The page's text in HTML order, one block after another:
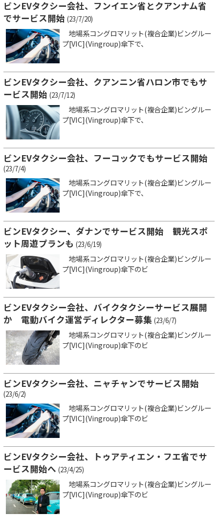
ビンEVタクシー会社、フンイエン省とクアンナム省
でサービス開始 (23/7/20)
地場系コングロマリット(複合企業)ビングルー
プ[VIC](Vingroup)傘下で、
ビンEVタクシー会社、クアンニン省ハロン市でもサ
ービス開始 (23/7/12)
地場系コングロマリット(複合企業)ビングルー
プ[VIC](Vingroup)傘下で、
ビンEVタクシー会社、フーコックでもサービス開始
(23/7/4)
地場系コングロマリット(複合企業)ビングルー
プ[VIC](Vingroup)傘下で、
ビンEVタクシー、ダナンでサービス開始 観光スポ
ット周遊プランも (23/6/19)
地場系コングロマリット(複合企業)ビングルー
プ[VIC](Vingroup)傘下のビ
ビンEVタクシー会社、バイクタクシーサービス展開
か 電動バイク運営ディレクター募集 (23/6/7)
地場系コングロマリット(複合企業)ビングルー
プ[VIC](Vingroup)傘下のビ
ビンEVタクシー会社、ニャチャンでサービス開始
(23/6/2)
地場系コングロマリット(複合企業)ビングルー
プ[VIC](Vingroup)傘下のビ
ビンEVタクシー会社、トゥアティエン・フエ省でサ
ービス開始へ (23/4/25)
地場系コングロマリット(複合企業)ビングルー
プ[VIC](Vingroup)傘下のビ